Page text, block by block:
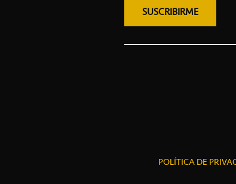
POLÍTICA DE